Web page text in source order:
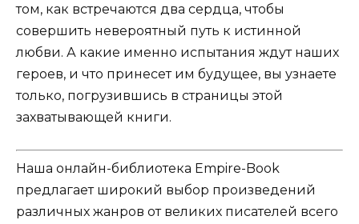
том, как встречаются два сердца, чтобы
совершить невероятный путь к истинной
любви. А какие именно испытания ждут наших
героев, и что принесет им будущее, вы узнаете
только, погрузившись в страницы этой
захватывающей книги.
Наша онлайн-библиотека Empire-Book
предлагает широкий выбор произведений
различных жанров от великих писателей всего